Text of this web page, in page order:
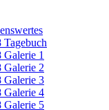
Tagebuch
Galerie 1
Galerie 2
Galerie 3
Galerie 4
Galerie 5